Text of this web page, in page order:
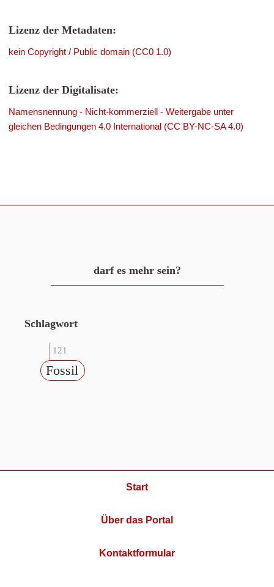
Lizenz der Metadaten:
kein Copyright / Public domain (CC0 1.0)
Lizenz der Digitalisate:
Namensnennung - Nicht-kommerziell - Weitergabe unter
gleichen Bedingungen 4.0 International (CC BY-NC-SA 4.0)
darf es mehr sein?
Schlagwort
121
Fossil
Start
Über das Portal
Kontaktformular